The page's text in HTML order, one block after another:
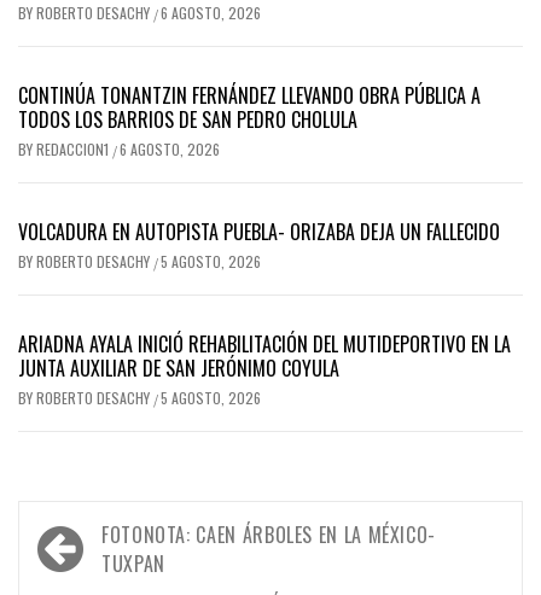
BYROBERTO DESACHY /6 AGOSTO, 2026
CONTINÚA TONANTZIN FERNÁNDEZ LLEVANDO OBRA PÚBLICA A
TODOS LOS BARRIOS DE SAN PEDRO CHOLULA
BYREDACCION1 /6 AGOSTO, 2026
VOLCADURA EN AUTOPISTA PUEBLA- ORIZABA DEJA UN FALLECIDO
BYROBERTO DESACHY /5 AGOSTO, 2026
ARIADNA AYALA INICIÓ REHABILITACIÓN DEL MUTIDEPORTIVO EN LA
JUNTA AUXILIAR DE SAN JERÓNIMO COYULA
BYROBERTO DESACHY /5 AGOSTO, 2026
Navegación
de
FOTONOTA: CAEN ÁRBOLES EN LA MÉXICO-
TUXPAN